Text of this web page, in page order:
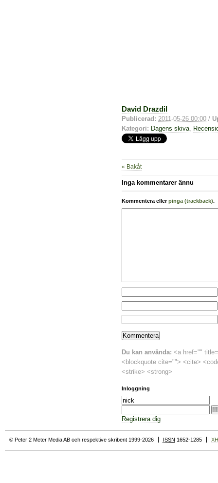
David Drazdil
Publicerad: 2011-05-26 00:00 /
Kategori: Dagens skiva
« Bakåt
Inga kommentarer ännu
Kommentera ellerpinga (trackback).
Du kan använda: <a href=""
<blockquote cite=""> <cite>
<strike> <strong>
Inloggning
Registrera dig
© Peter 2 Meter Media AB och respektive skribent 1999-2026 ISSN 1652-1285